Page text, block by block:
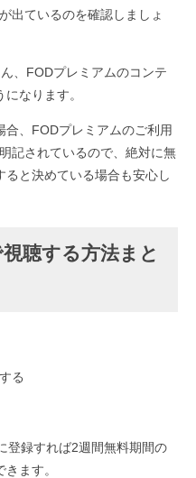
出ているのを確認しましょ
、FODプレミアムのコンテ
なります。
合、FODプレミアムのご利用
記されているので、絶対に無
と決めている場合も安心し
聴する方法まと
る
登録すれば2週間無料期間の
ます。